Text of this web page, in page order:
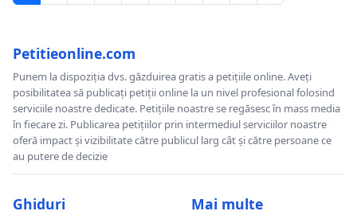
Petitieonline.com
Punem la dispoziția dvs. găzduirea gratis a petițiile online. Aveți
posibilitatea să publicați petiții online la un nivel profesional folosind
serviciile noastre dedicate. Petițiile noastre se regăsesc în mass media
în fiecare zi. Publicarea petițiilor prin intermediul serviciilor noastre
oferă impact și vizibilitate către publicul larg cât și către persoane ce
au putere de decizie
Ghiduri Mai multe